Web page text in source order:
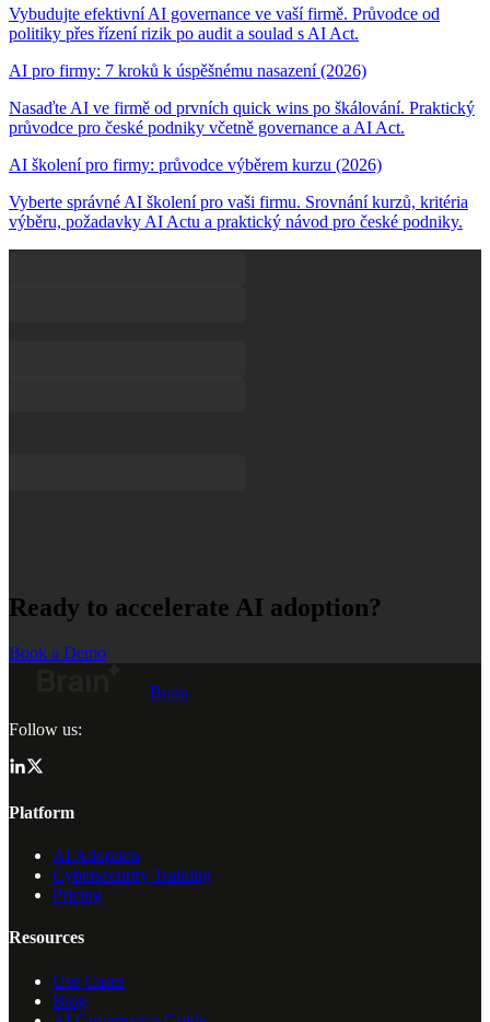
Vybudujte efektivní AI governance ve vaší firmě. Průvodce od
politiky přes řízení rizik po audit a soulad s AI Act.
AI pro firmy: 7 kroků k úspěšnému nasazení (2026)
Nasaďte AI ve firmě od prvních quick wins po škálování. Praktický
průvodce pro české podniky včetně governance a AI Act.
AI školení pro firmy: průvodce výběrem kurzu (2026)
Vyberte správné AI školení pro vaši firmu. Srovnání kurzů, kritéria
výběru, požadavky AI Actu a praktický návod pro české podniky.
Ready to accelerate AI adoption?
Book a Demo
Brain
Follow us:
Platform
AI Adoption
Cybersecurity Training
Pricing
Resources
Use Cases
Blog